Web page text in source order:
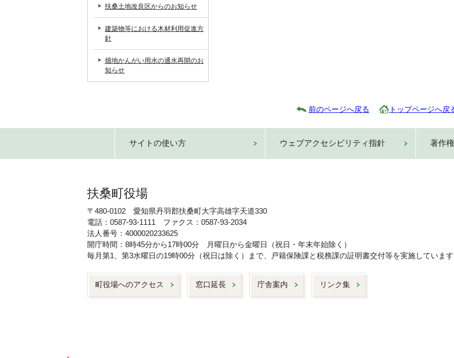
扶桑土地改良区からのお知らせ
建築物等における木材利用促進方
針
畑地かんがい用水の通水再開のお
知らせ
前のページへ戻る トップページへ戻
サイトの使い方 ウェブアクセシビリティ指針 著作
扶桑町役場
〒480-0102 愛知県丹羽郡扶桑町大字高雄字天道330
電話：0587-93-1111 ファクス：0587-93-2034
法人番号：4000020233625
開庁時間：8時45分から17時00分 月曜日から金曜日（祝日・年末年始除く）
毎月第1、第3水曜日の19時00分（祝日は除く）まで、戸籍保険課と税務課の証明書交付等を実施しています
町役場へのアクセス 窓口延長 庁舎案内 リンク集